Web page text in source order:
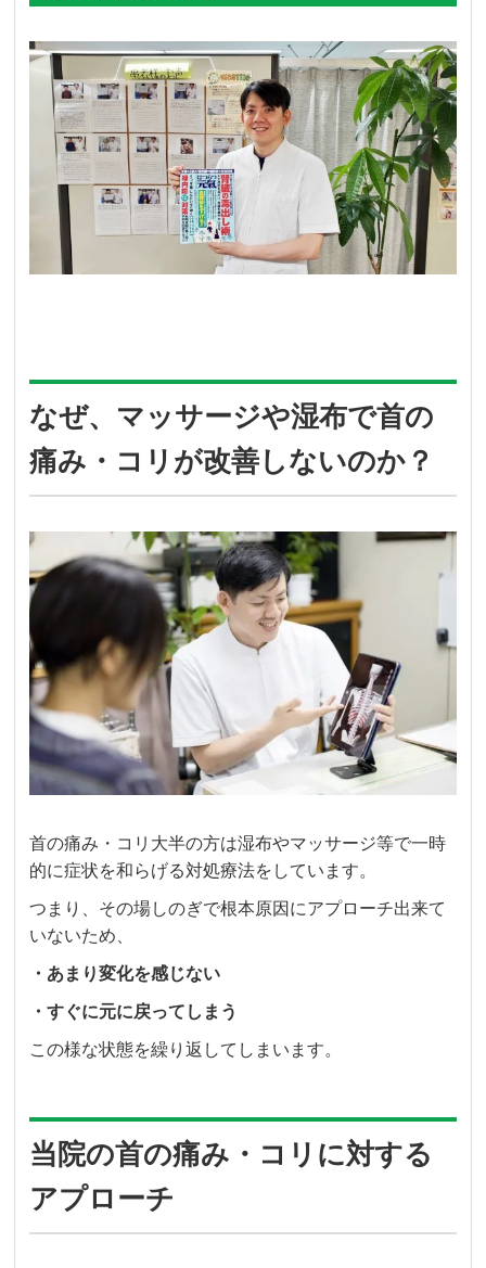
なぜ、マッサージや湿布で首の
痛み・コリが改善しないのか？
首の痛み・コリ大半の方は湿布やマッサージ等で一時
的に症状を和らげる対処療法をしています。
つまり、その場しのぎで根本原因にアプローチ出来て
いないため、
・あまり変化を感じない
・すぐに元に戻ってしまう
この様な状態を繰り返してしまいます。
当院の首の痛み・コリに対する
アプローチ